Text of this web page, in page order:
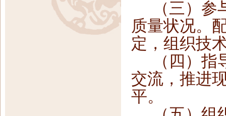
（三）
质量状况。
定，组织技
（四）
交流，推进
平。